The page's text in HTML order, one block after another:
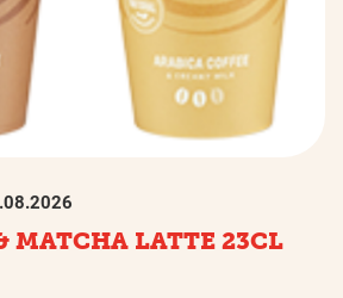
MATCHA LATTE 23CL